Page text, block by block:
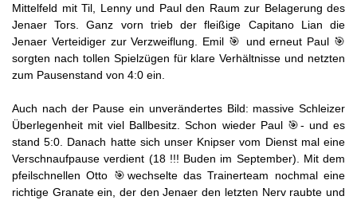
Mittelfeld mit Til, Lenny und Paul den Raum zur Belagerung des
Jenaer Tors. Ganz vorn trieb der fleißige Capitano Lian die
Jenaer Verteidiger zur Verzweiflung. Emil 🎯 und erneut Paul 🎯
sorgten nach tollen Spielzügen für klare Verhältnisse und netzten
zum Pausenstand von 4:0 ein.
Auch nach der Pause ein unverändertes Bild: massive Schleizer
Überlegenheit mit viel Ballbesitz. Schon wieder Paul 🎯- und es
stand 5:0. Danach hatte sich unser Knipser vom Dienst mal eine
Verschnaufpause verdient (18 !!! Buden im September). Mit dem
pfeilschnellen Otto 🎯wechselte das Trainerteam nochmal eine
richtige Granate ein, der den Jenaer den letzten Nerv raubte und